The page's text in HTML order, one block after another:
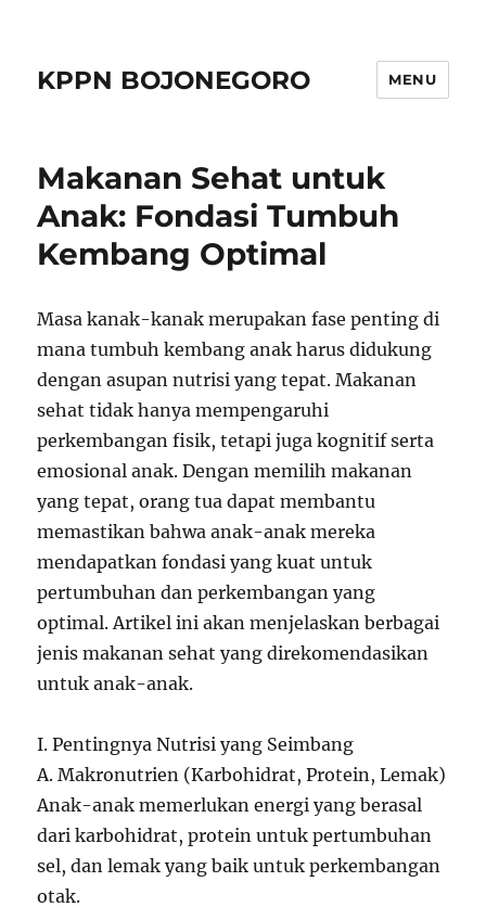
KPPN BOJONEGORO MENU
Makanan Sehat untuk
Anak: Fondasi Tumbuh
Kembang Optimal
Masa kanak-kanak merupakan fase penting di
mana tumbuh kembang anak harus didukung
dengan asupan nutrisi yang tepat. Makanan
sehat tidak hanya mempengaruhi
perkembangan fisik, tetapi juga kognitif serta
emosional anak. Dengan memilih makanan
yang tepat, orang tua dapat membantu
memastikan bahwa anak-anak mereka
mendapatkan fondasi yang kuat untuk
pertumbuhan dan perkembangan yang
optimal. Artikel ini akan menjelaskan berbagai
jenis makanan sehat yang direkomendasikan
untuk anak-anak.
I. Pentingnya Nutrisi yang Seimbang
A. Makronutrien (Karbohidrat, Protein, Lemak)
Anak-anak memerlukan energi yang berasal
dari karbohidrat, protein untuk pertumbuhan
sel, dan lemak yang baik untuk perkembangan
otak.